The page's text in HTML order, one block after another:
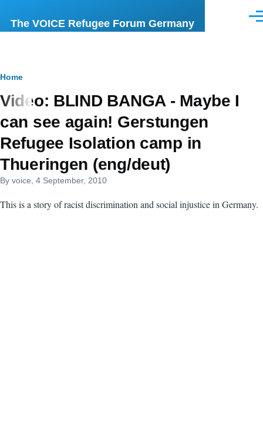
The VOICE Refugee Forum Germany
Breadcrumb
Home
Video: BLIND BANGA - Maybe I
can see again! Gerstungen
Refugee Isolation camp in
Thueringen (eng/deut)
By voice , 4 September, 2010
This is a story of racist discrimination and social injustice in Germany.